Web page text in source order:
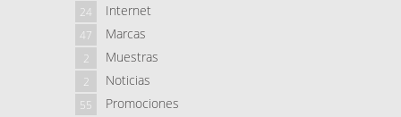
Internet
24
Marcas
47
Muestras
2
Noticias
2
Promociones
55